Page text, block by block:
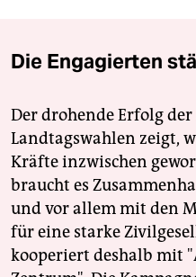
Die Engagierten
Der drohende Erfolg
Landtagswahlen zeigt,
Kräfte inzwischen
braucht es
und vor allem mit den
für eine starke
kooperiert deshalb mit